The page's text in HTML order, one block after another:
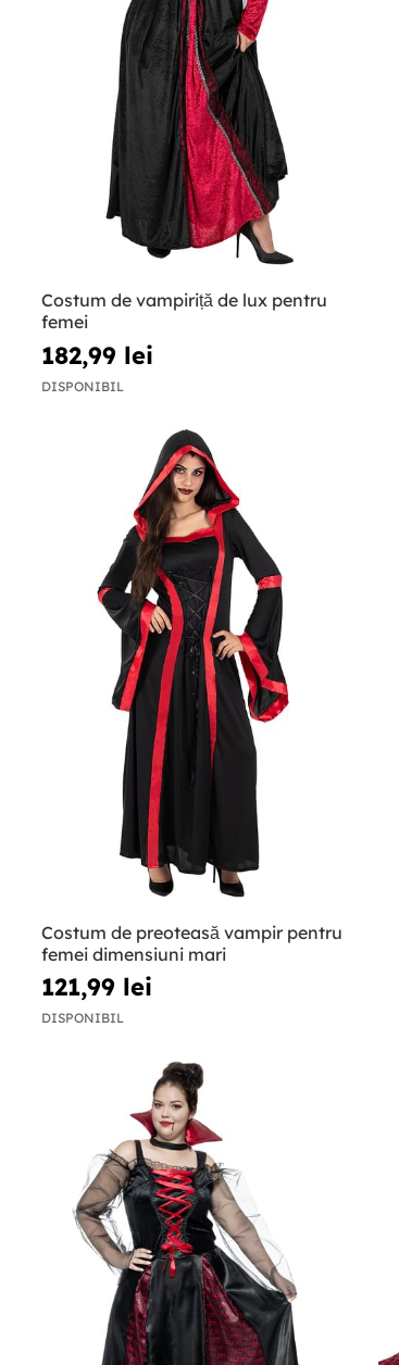
Costum de vampiriță de lux pentru
femei
182,99 lei
DISPONIBIL
Costum de preoteasă vampir pentru
femei dimensiuni mari
121,99 lei
DISPONIBIL